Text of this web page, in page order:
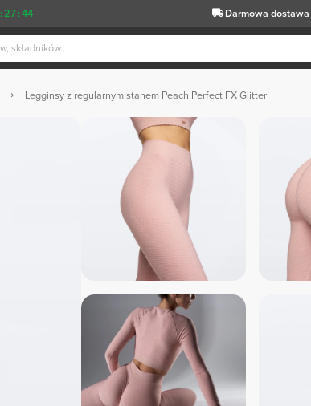
:27 :43 Darmowa dostawa
Legginsy z regularnym stanem Peach Perfect FX Glitter